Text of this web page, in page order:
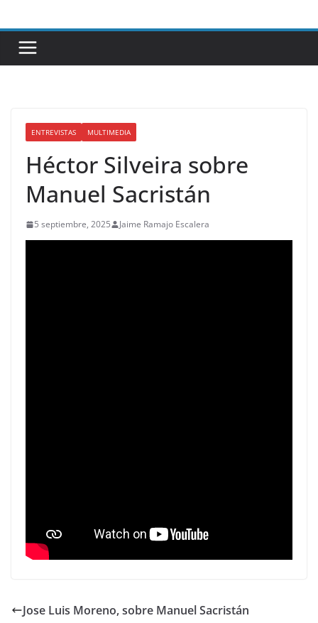
al
contenido
ENTREVISTAS MULTIMEDIA
Héctor Silveira sobre
Manuel Sacristán
5 septiembre, 2025 Jaime Ramajo Escalera
Jose Luis Moreno, sobre Manuel Sacristán